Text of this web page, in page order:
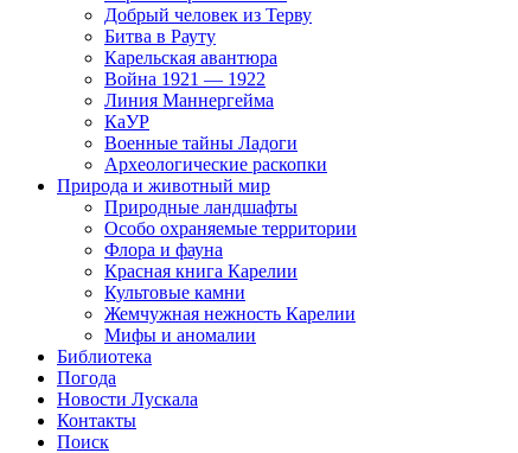
Добрый человек из Терву
Битва в Рауту
Карельская авантюра
Война 1921 — 1922
Линия Маннергейма
КаУР
Военные тайны Ладоги
Археологические раскопки
Природа и животный мир
Природные ландшафты
Особо охраняемые территории
Флора и фауна
Красная книга Карелии
Культовые камни
Жемчужная нежность Карелии
Мифы и аномалии
Библиотека
Погода
Новости Лускала
Контакты
Поиск